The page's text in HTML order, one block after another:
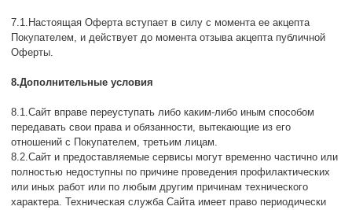
7.1.Настоящая Оферта вступает в силу с момента ее акцепта
Покупателем, и действует до момента отзыва акцепта публичной
Оферты.
8.Дополнительные условия
8.1.Сайт вправе переуступать либо каким-либо иным способом
передавать свои права и обязанности, вытекающие из его
отношений с Покупателем, третьим лицам.
8.2.Сайт и предоставляемые сервисы могут временно частично или
полностью недоступны по причине проведения профилактических
или иных работ или по любым другим причинам технического
характера. Техническая служба Сайта имеет право периодически